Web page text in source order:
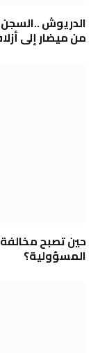
الدريوش
من ميضار إلى
حين تصبح
المسؤولية؟